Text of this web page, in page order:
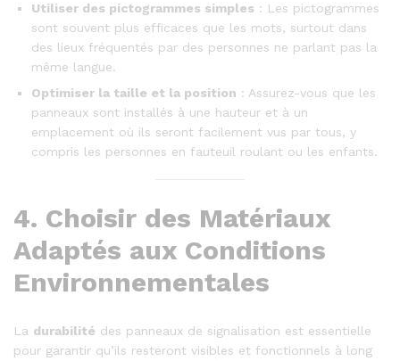
Utiliser des pictogrammes simples : Les pictogrammes
sont souvent plus efficaces que les mots, surtout dans
des lieux fréquentés par des personnes ne parlant pas la
même langue.
Optimiser la taille et la position : Assurez-vous que les
panneaux sont installés à une hauteur et à un
emplacement où ils seront facilement vus par tous, y
compris les personnes en fauteuil roulant ou les enfants.
4. Choisir des Matériaux
Adaptés aux Conditions
Environnementales
La durabilité des panneaux de signalisation est essentielle
pour garantir qu’ils resteront visibles et fonctionnels à long